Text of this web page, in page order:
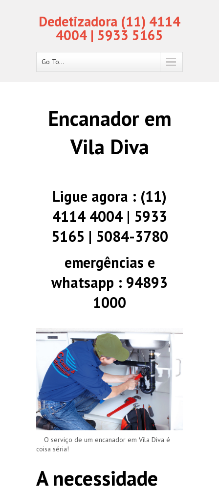
Dedetizadora (11) 4114
4004 | 5933 5165
Go To...
Encanador em
Vila Diva
Ligue agora : (11)
4114 4004 | 5933
5165 | 5084-3780
emergências e
whatsapp : 94893
1000
O serviço de um encanador em Vila Diva é
coisa séria!
A necessidade